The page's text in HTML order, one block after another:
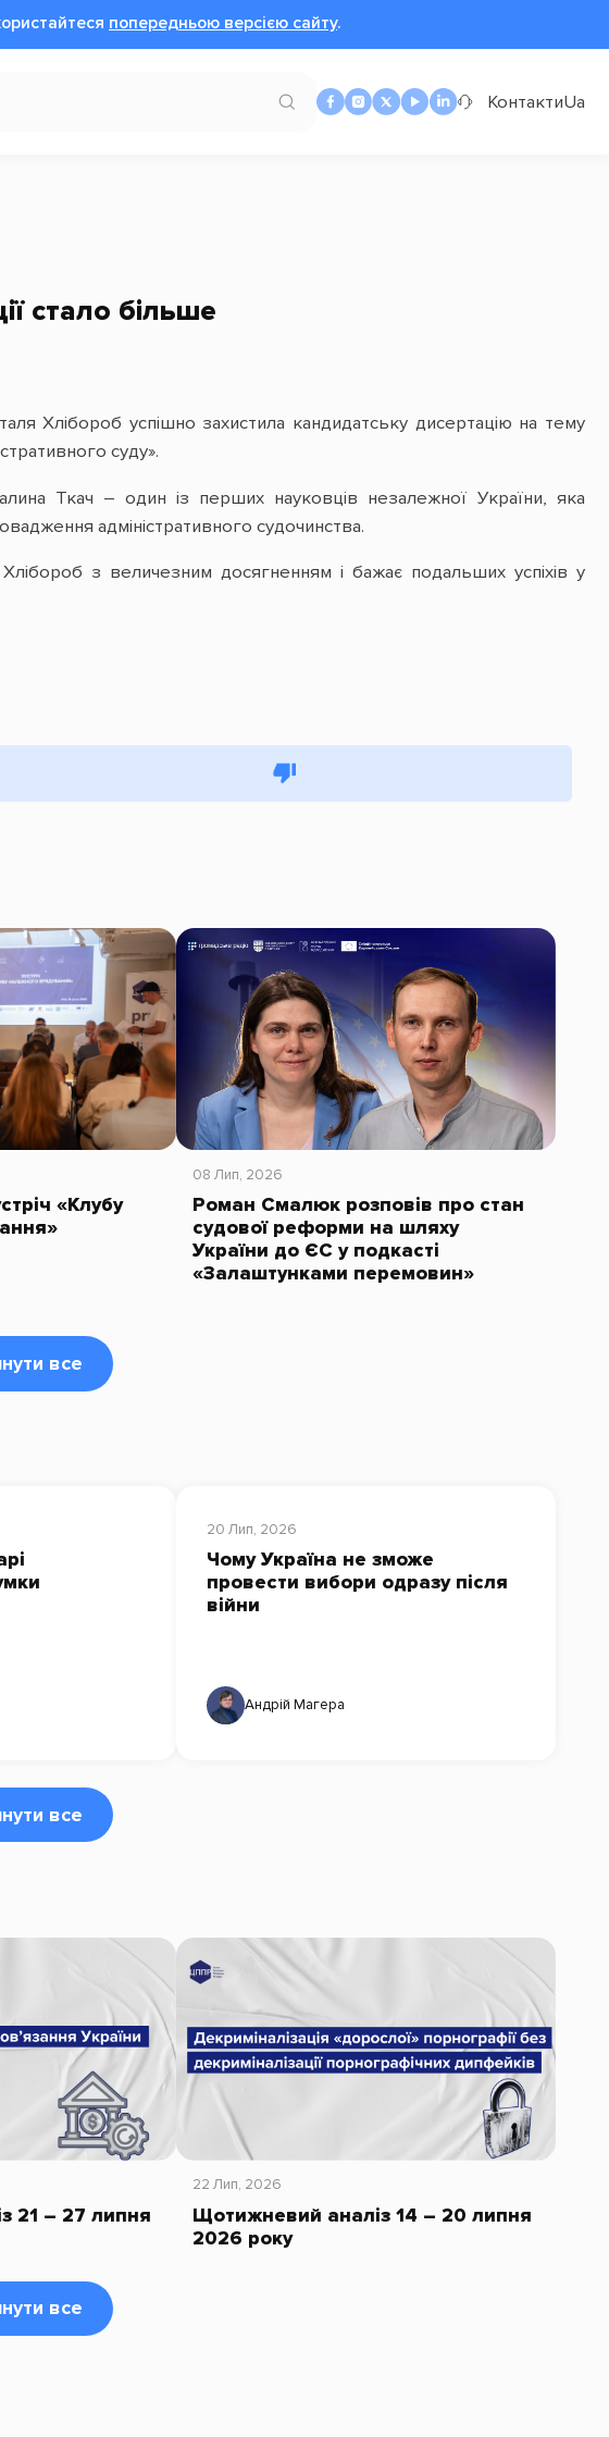
попередньою версією сайту.
КонтактиUa
стало більше
Хлібороб успішно захистила кандидатську дисертацію на тему
суду».
Ткач – один із перших науковців незалежної України, яка
адміністративного судочинства.
з величезним досягненням і бажає подальших успіхів у
«Клубу
08 Лип, 2026
Роман Смалюк розповів про стан
судової реформи на шляху
України до ЄС у подкасті
«Залаштунками перемовин»
все
20 Лип, 2026
Чому Україна не зможе
провести вибори одразу після
війни
Андрій Магера
все
21 – 27 липня
22 Лип, 2026
Щотижневий аналіз 14 – 20 липня
2026 року
все